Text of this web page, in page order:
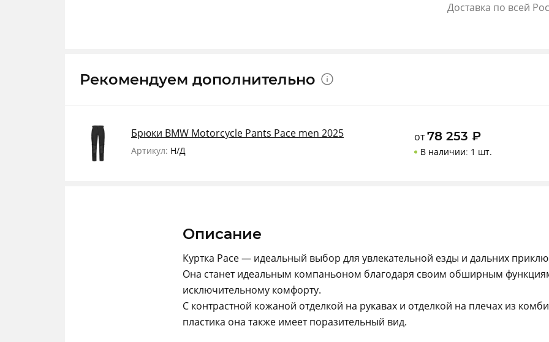
Доставка по всей
Рекомендуем дополнительно
Брюки BMW Motorcycle Pants Pace men 2025
Артикул: Н/Д
от78 253 ₽
В наличии: 1 шт.
Описание
Куртка Pace — идеальный выбор для увлекательной езды и дальних
Она станет идеальным компаньоном благодаря своим обширным
исключительному комфорту.
С контрастной кожаной отделкой на рукавах и отделкой на плечах из
пластика она также имеет поразительный вид.